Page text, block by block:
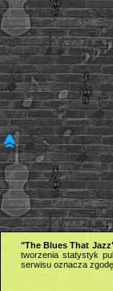
"The Blues That
tworzenia statystyk
serwisu oznacza